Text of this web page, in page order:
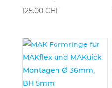
125.00 CHF